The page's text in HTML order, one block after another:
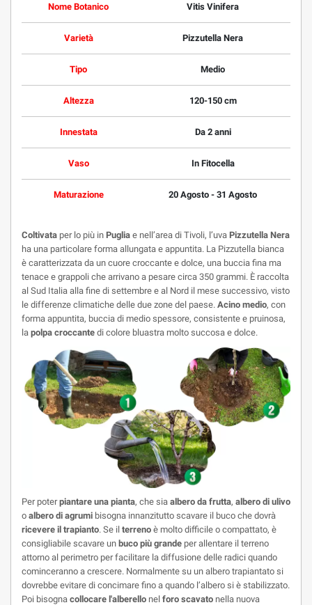
Nome Botanico Vitis Vinifera
Varietà Pizzutella Nera
Tipo Medio
Altezza 120-150 cm
Innestata Da 2 anni
Vaso In Fitocella
Maturazione 20 Agosto - 31 Agosto
Coltivata per lo più in Puglia e nell’area di Tivoli, l’uva Pizzutella Nera
ha una particolare forma allungata e appuntita. La Pizzutella bianca
è caratterizzata da un cuore croccante e dolce, una buccia fina ma
tenace e grappoli che arrivano a pesare circa 350 grammi. È raccolta
al Sud Italia alla fine di settembre e al Nord il mese successivo, visto
le differenze climatiche delle due zone del paese. Acino medio, con
forma appuntita, buccia di medio spessore, consistente e pruinosa,
la polpa croccante di colore bluastra molto succosa e dolce.
Per poterpiantare una pianta, che sia albero da frutta, albero di ulivo
o albero di agrumi bisogna innanzitutto scavare il buco che dovrà
ricevere il trapianto. Se il terreno è molto difficile o compattato, è
consigliabile scavare un buco più grande per allentare il terreno
attorno al perimetro per facilitare la diffusione delle radici quando
cominceranno a crescere. Normalmente su un albero trapiantato si
dovrebbe evitare di concimare fino a quando l’albero si è stabilizzato.
Poi bisogna collocare l'alberello nel foro scavato nella nuova